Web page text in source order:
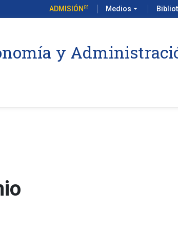
ADMISIÓN Medios arrow_drop_down
y